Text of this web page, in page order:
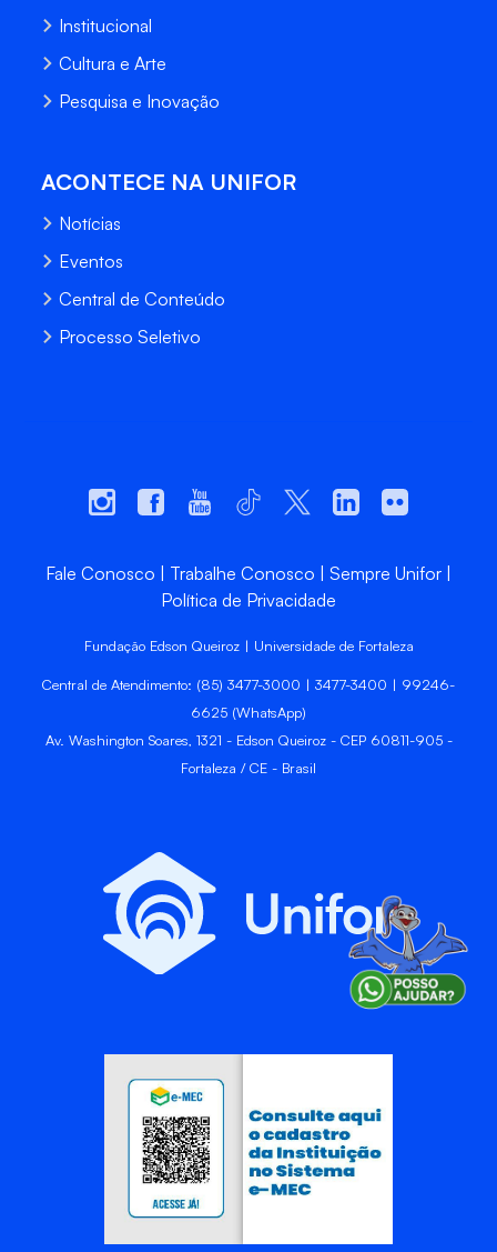
Institucional
Cultura e Arte
Pesquisa e Inovação
ACONTECE NA UNIFOR
Notícias
Eventos
Central de Conteúdo
Processo Seletivo
Fale Conosco Trabalhe Conosco
Sempre Unifor
Política de Privacidade
Fundação Edson Queiroz | Universidade de Fortaleza
Central de Atendimento: (85) 3477-3000 | 3477-3400 | 99246-
6625 (WhatsApp)
Av. Washington Soares, 1321 - Edson Queiroz - CEP 60811-905 -
Fortaleza / CE - Brasil